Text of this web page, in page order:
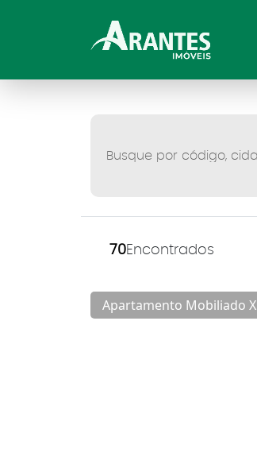
70Encontrados
Apartamento Mobiliado X